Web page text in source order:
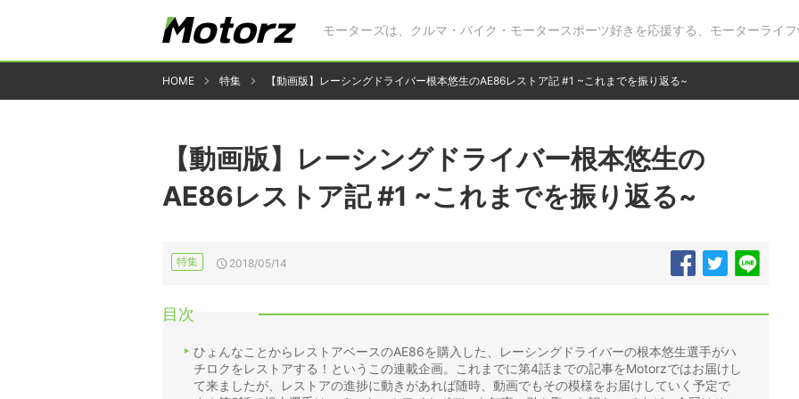
モーターズは、クルマ・バイク・モータースポーツ好きを応援する、モーターライフ
HOME 特集 【動画版】レーシングドライバー根本悠生のAE86レストア記 #1 ~これまでを振り返る~
【動画版】レーシングドライバー根本悠生の
AE86レストア記 #1 ~これまでを振り返る~
特集 2018/05/14
目次
ひょんなことからレストアベースのAE86を購入した、レーシングドライバーの根本悠生選手がハ
チロクをレストアする！というこの連載企画。これまでに第4話までの記事をMotorzではお届けし
て来ましたが、レストアの進捗に動きがあれば随時、動画でもその模様をお届けしていく予定で